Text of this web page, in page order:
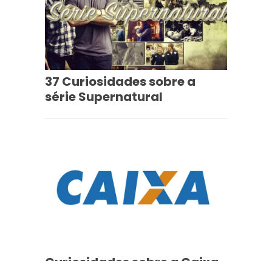
37 Curiosidades sobre a
série Supernatural